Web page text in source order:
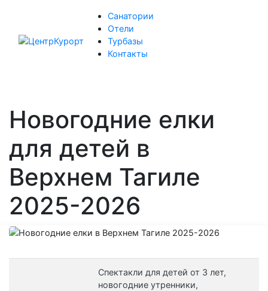
Санатории
Отели
Турбазы
Контакты
Новогодние елки
для детей в
Верхнем Тагиле
2025-2026
Спектакли для детей от 3 лет,
новогодние утренники,